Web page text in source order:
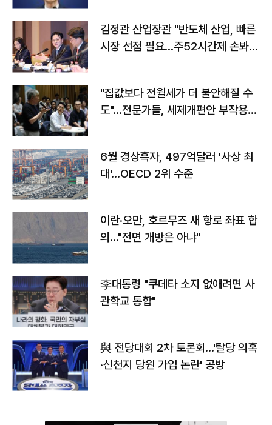
김정관 산업장관 "반도체 산업, 빠른
시장 선점 필요…주52시간제 손봐
"집값보다 전월세가 더 불안해질 수
도"…전문가들, 세제개편안 부작용
6월 경상흑자, 497억달러 '사상 최
대'…OECD 2위 수준
이란·오만, 호르무즈 새 항로 좌표 합
의…"전면 개방은 아냐"
李대통령 "쿠데타 소지 없애려면 사
관학교 통합"
與 전당대회 2차 토론회…'탈당 의혹
·신천지 당원 가입 논란' 공방